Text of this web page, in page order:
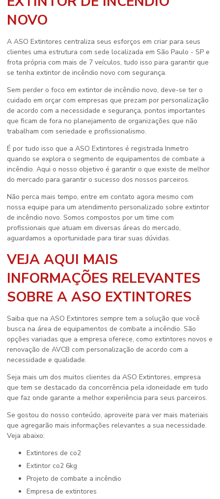
NOVO
A ASO Extintores centraliza seus esforços em criar para seus
clientes uma estrutura com sede localizada em São Paulo - SP e
frota própria com mais de 7 veículos, tudo isso para garantir que
se tenha extintor de incêndio novo com segurança.
Sem perder o foco em extintor de incêndio novo, deve-se ter o
cuidado em orçar com empresas que prezam por personalização
de acordo com a necessidade e segurança, pontos importantes
que ficam de fora no planejamento de organizações que não
trabalham com seriedade e profissionalismo.
É por tudo isso que a ASO Extintores é registrada Inmetro
quando se explora o segmento de equipamentos de combate a
incêndio. Aqui o nosso objetivo é garantir o que existe de melhor
do mercado para garantir o sucesso dos nossos parceiros.
Não perca mais tempo, entre em contato agora mesmo com
nossa equipe para um atendimento personalizado sobre extintor
de incêndio novo. Somos compostos por um time com
profissionais que atuam em diversas áreas do mercado,
aguardamos a oportunidade para tirar suas dúvidas.
VEJA AQUI MAIS
INFORMAÇÕES RELEVANTES
SOBRE A ASO EXTINTORES
Saiba que na ASO Extintores sempre tem a solução que você
busca na área de equipamentos de combate a incêndio. São
opções variadas que a empresa oferece, como extintores novos e
renovação de AVCB com personalização de acordo com a
necessidade e qualidade.
Seja mais um dos muitos clientes da ASO Extintores, empresa
que tem se destacado da concorrência pela idoneidade em tudo
que faz onde garante a melhor experiência para seus parceiros.
Se gostou do nosso conteúdo, aproveite para ver mais materiais
que agregarão mais informações relevantes a sua necessidade.
Veja abaixo:
extintores de co2
extintor co2 6kg
projeto de combate a incêndio
empresa de extintores